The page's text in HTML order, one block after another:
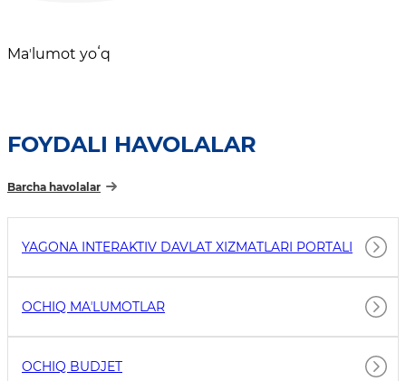
Maʼlumot yoʻq
FOYDALI HAVOLALAR
Barcha havolalar
YAGONA INTERAKTIV DAVLAT XIZMATLARI PORTALI
OCHIQ MAʼLUMOTLAR
OCHIQ BUDJET